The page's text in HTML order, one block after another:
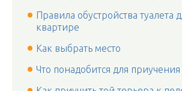
Правила обустройства туалета
квартире
Как выбрать место
Что понадобится для приучения